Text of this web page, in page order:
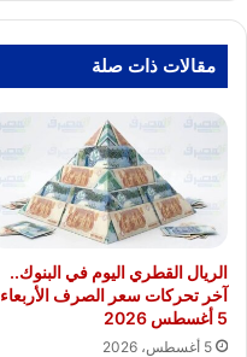
مقالات ذات صلة
الريال القطري اليوم في البنوك..
آخر تحركات سعر الصرف الأربعاء
5 أغسطس 2026
5 أغسطس، 2026